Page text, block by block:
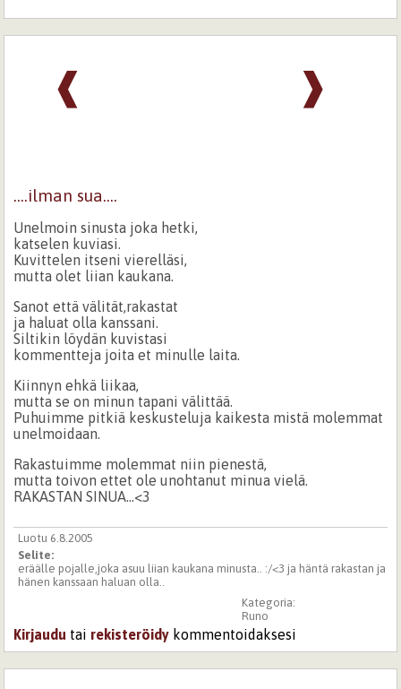
❱
❰
....ilman sua....
Unelmoin sinusta joka hetki,
katselen kuviasi.
Kuvittelen itseni vierelläsi,
mutta olet liian kaukana.
Sanot että välität,rakastat
ja haluat olla kanssani.
Siltikin löydän kuvistasi
kommentteja joita et minulle laita.
Kiinnyn ehkä liikaa,
mutta se on minun tapani välittää.
Puhuimme pitkiä keskusteluja kaikesta mistä molemmat
unelmoidaan.
Rakastuimme molemmat niin pienestä,
mutta toivon ettet ole unohtanut minua vielä.
RAKASTAN SINUA...<3
Luotu 6.8.2005
Selite:
eräälle pojalle,joka asuu liian kaukana minusta.. :/<3 ja häntä rakastan ja
hänen kanssaan haluan olla..
Kategoria:
Runo
Kirjaudu tai rekisteröidy kommentoidaksesi